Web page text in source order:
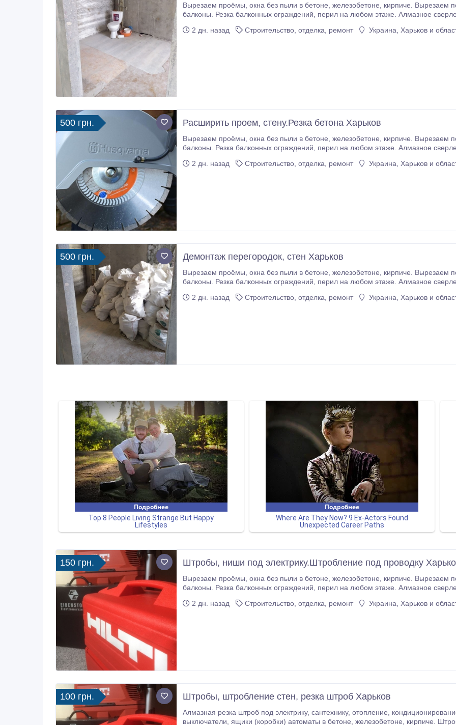
Вырезаем проёмы, окна без пыли в бетоне, железобетоне, кирпиче. Вырезаем подоконные(балконные) блоки, выходы на
балконы. Резка балконных ограждений, перил на любом этаже. Алмазное сверление отверстий различных диаметров. Алмазное
2 дн. назад
Строительство, отделка, ремонт Украина, Харьков и
500 грн. Расширить проем, стену.Резка бетона Харьков
Вырезаем проёмы, окна без пыли в бетоне, железобетоне, кирпиче. Вырезаем подоконные(балконные) блоки, выходы на
балконы. Резка балконных ограждений, перил на любом этаже. Алмазное сверление отверстий различных диаметров. Алмазное
2 дн. назад
Строительство, отделка, ремонт Украина, Харьков и
500 грн. Демонтаж перегородок, стен Харьков
Вырезаем проёмы, окна без пыли в бетоне, железобетоне, кирпиче. Вырезаем подоконные(балконные) блоки, выходы на
балконы. Резка балконных ограждений, перил на любом этаже. Алмазное сверление отверстий различных диаметров. Алмазное
2 дн. назад
Строительство, отделка, ремонт Украина, Харьков и
150 грн. Штробы, ниши под электрику.Штробление под проводку
Вырезаем проёмы, окна без пыли в бетоне, железобетоне, кирпиче. Вырезаем подоконные(балконные) блоки, выходы на
балконы. Резка балконных ограждений, перил на любом этаже. Алмазное сверление отверстий различных диаметров. Алмазное
2 дн. назад
Строительство, отделка, ремонт Украина, Харьков и
100 грн. Штробы, штробление стен, резка штроб Харьков
Алмазная резка штроб под электрику, сантехнику, отопление, кондиционирование, вентиляцию. Резка подрозетников,
выключатели, ящики (коробки) автоматы в бетоне, железобетоне, кирпиче. Штробление без пыли. Резка ниш под радиаторы